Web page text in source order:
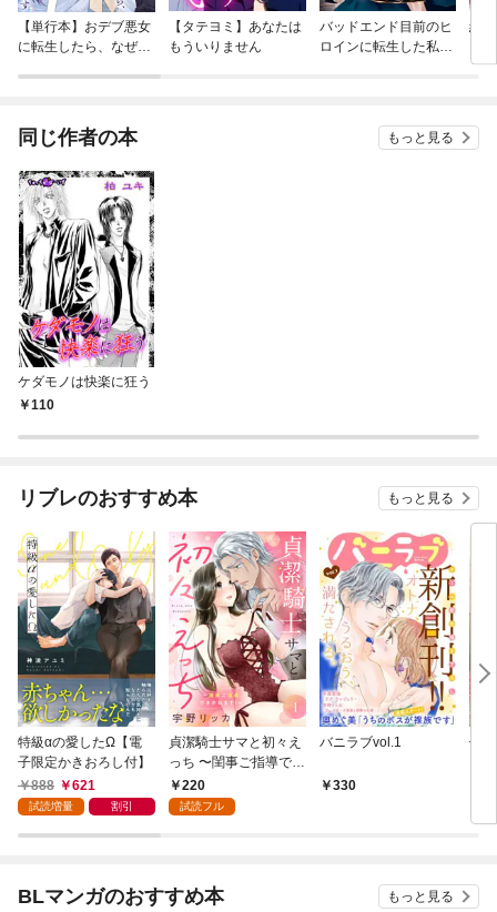
【単行本】おデブ悪女
に転生したら、なぜか
【タテヨミ】あなたは
もういりません
バッドエンド目前のヒ
ロインに転生した私、
結
同じ作者の本 もっと見る
ケダモノは快楽に狂う
110
リブレのおすすめ本 もっと見る
特級αの愛したΩ【電
子限定かきおろし付】
888
621
試読増量 割引
貞潔騎士サマと初々え
っち 〜閨事ご指導でき
かねます！〜（1）
220
試読フル
バニラブvol.1
330
偽
BLマンガのおすすめ本 もっと見る